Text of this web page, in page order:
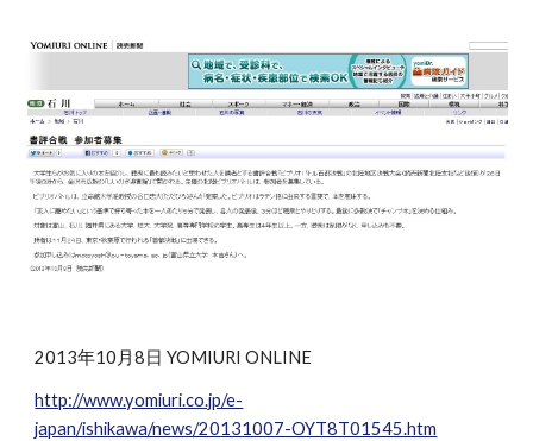
2013年10月8日 YOMIURI ONLINE
http://www.yomiuri.co.jp/e-
japan/ishikawa/news/20131007-OYT8T01545.htm